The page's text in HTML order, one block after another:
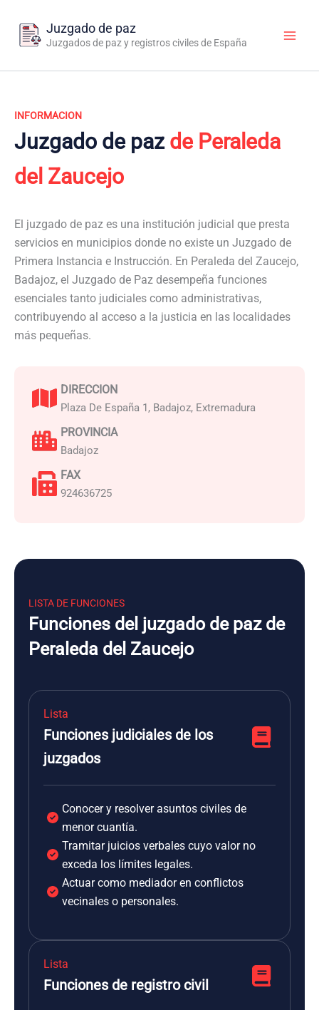
contenido
Juzgado de paz
Juzgados de paz y registros civiles de España
INFORMACION
Juzgado de paz de Peraleda
del Zaucejo
El juzgado de paz es una institución judicial que presta
servicios en municipios donde no existe un Juzgado de
Primera Instancia e Instrucción. En Peraleda del Zaucejo,
Badajoz, el Juzgado de Paz desempeña funciones
esenciales tanto judiciales como administrativas,
contribuyendo al acceso a la justicia en las localidades
más pequeñas.
DIRECCION
Plaza De España 1, Badajoz, Extremadura
PROVINCIA
Badajoz
FAX
924636725
LISTA DE FUNCIONES
Funciones del juzgado de paz de
Peraleda del Zaucejo
Lista
Funciones judiciales de los
juzgados
Conocer y resolver asuntos civiles de
menor cuantía.
Tramitar juicios verbales cuyo valor no
exceda los límites legales.
Actuar como mediador en conflictos
vecinales o personales.
Lista
Funciones de registro civil